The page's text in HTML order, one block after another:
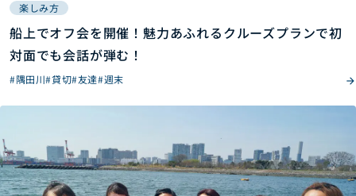
楽しみ方
船上でオフ会を開催！魅力あふれるクルーズプランで初
対面でも会話が弾む！
#隅田川#貸切#友達#週末